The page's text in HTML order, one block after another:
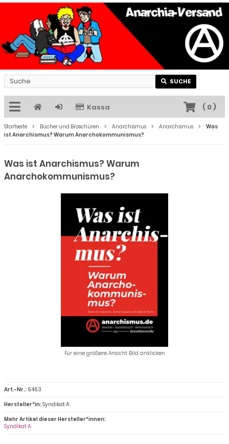
SUCHE
Kassa ( 0)
Startseite Bücher und Broschüren Anarchismus Anarchismus
Was
ist Anarchismus? Warum Anarchokommunismus?
Was ist Anarchismus? Warum
Anarchokommunismus?
Für eine größere Ansicht Bild anklicken
Art.-Nr.: 6463
Hersteller*in:Syndikat A
Mehr Artikel dieser Hersteller*innen:
Syndikat A